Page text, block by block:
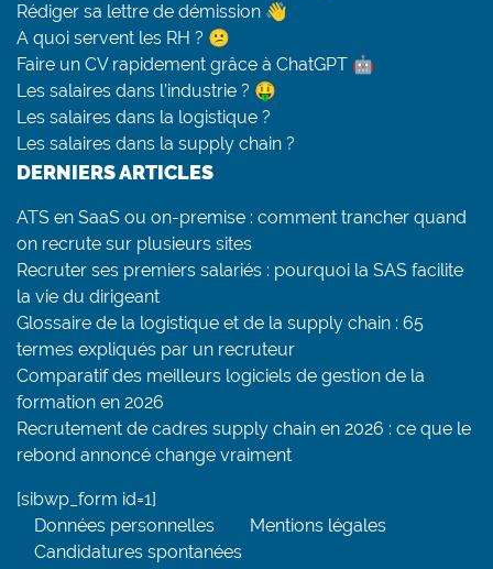
Rédiger sa lettre de démission 👋
A quoi servent les RH ? 😕
Faire un CV rapidement grâce à ChatGPT 🤖
Les salaires dans l’industrie ? 🤑
Les salaires dans la logistique ?
Les salaires dans la supply chain ?
DERNIERS ARTICLES
ATS en SaaS ou on-premise : comment trancher quand
on recrute sur plusieurs sites
Recruter ses premiers salariés : pourquoi la SAS facilite
la vie du dirigeant
Glossaire de la logistique et de la supply chain : 65
termes expliqués par un recruteur
Comparatif des meilleurs logiciels de gestion de la
formation en 2026
Recrutement de cadres supply chain en 2026 : ce que le
rebond annoncé change vraiment
[sibwp_form id=1]
Données personnelles
Mentions légales
Candidatures spontanées